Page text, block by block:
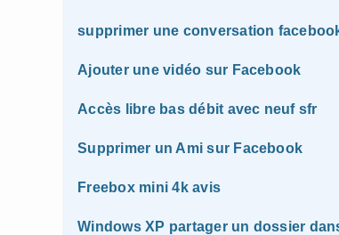
supprimer une conversation
Ajouter une vidéo sur Facebook
Accès libre bas débit avec neuf sfr
Supprimer un Ami sur Facebook
Freebox mini 4k avis
Windows XP partager un dossier